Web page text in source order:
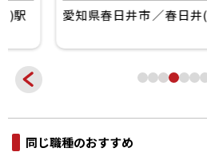
愛知県春日井市 春日井(ＪＲ)駅
同じ職種のおすすめ